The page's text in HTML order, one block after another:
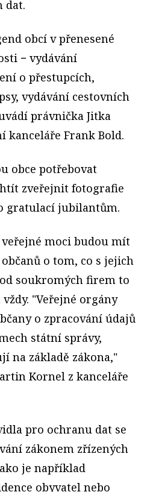
dat.
obcí v přenesené
− vydávání
o přestupcích,
vydávání cestovních
právnička Jitka
kanceláře Frank Bold.
obce potřebovat
zveřejnit fotografie
gratulací jubilantům.
moci budou mít
o tom, co s jejich
soukromých firem to
"Veřejné orgány
o zpracování údajů
státní správy,
na základě zákona,"
Kornel z kanceláře
pro ochranu dat se
zákonem zřízených
je například
obyvatel nebo